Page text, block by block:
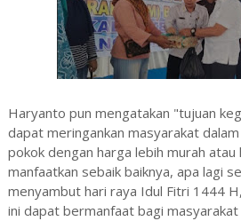
Haryanto pun mengatakan "tujuan
dapat meringankan masyarakat
pokok dengan harga lebih murah
manfaatkan sebaik baiknya, apa lagi
menyambut hari raya Idul Fitri 1444
ini dapat bermanfaat bagi